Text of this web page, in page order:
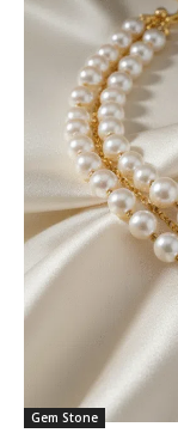
Gem Stone